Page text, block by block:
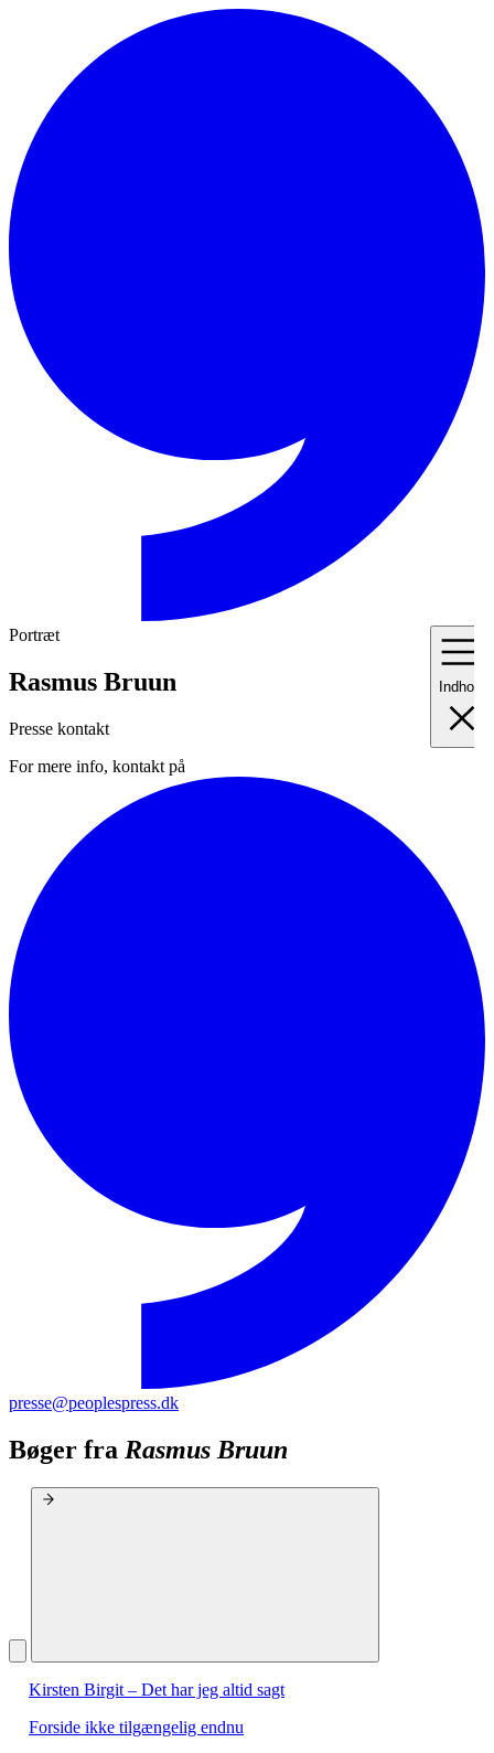
Indhold
Portræt
Rasmus Bruun
Presse kontakt
For mere info, kontakt på
presse@peoplespress.dk
Bøger fra Rasmus Bruun
Kirsten Birgit – Det har jeg altid sagt
Forside ikke tilgængelig endnu